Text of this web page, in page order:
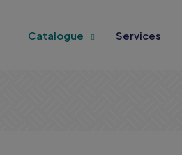
Catalogue Services